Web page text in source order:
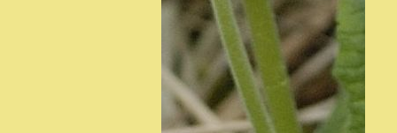
Risti Kool 7-9
Risti PK 1
(7)
Setomaa Kool (Värska) 2
(8)
Sillamäe Vanalinna Kool 1a
Sipa-Laukna LA "Sipa
Kurepesa"(3)
Suure-Jaani Kool 2a
(18)
Suure-Jaani LA Sipsik
"Päikesekiired" (19)